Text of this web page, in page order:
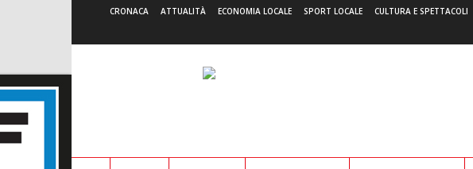
CRONACA ATTUALITÀ ECONOMIA LOCALE SPORT LOCALE CULTURA E SPETTACOLI